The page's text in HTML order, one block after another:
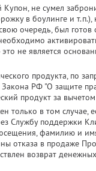
не сумел
в боулинге и
очередь, был готов
не является
продукта, по
РФ "О защите
продукт за
только в том
Службу поддержки
фамилию и
отказа в продаже
возврат